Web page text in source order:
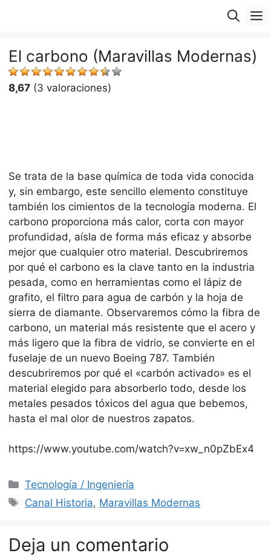
El carbono (Maravillas Modernas)
8,67 (3 valoraciones)
Se trata de la base química de toda vida conocida
y, sin embargo, este sencillo elemento constituye
también los cimientos de la tecnología moderna. El
carbono proporciona más calor, corta con mayor
profundidad, aísla de forma más eficaz y absorbe
mejor que cualquier otro material. Descubriremos
por qué el carbono es la clave tanto en la industria
pesada, como en herramientas como el lápiz de
grafito, el filtro para agua de carbón y la hoja de
sierra de diamante. Observaremos cómo la fibra de
carbono, un material más resistente que el acero y
más ligero que la fibra de vidrio, se convierte en el
fuselaje de un nuevo Boeing 787. También
descubriremos por qué el «carbón activado» es el
material elegido para absorberlo todo, desde los
metales pesados tóxicos del agua que bebemos,
hasta el mal olor de nuestros zapatos.
https://www.youtube.com/watch?v=xw_n0pZbEx4
Categorías
Tecnología / Ingeniería
Etiquetas
Canal Historia, Maravillas Modernas
Deja un comentario